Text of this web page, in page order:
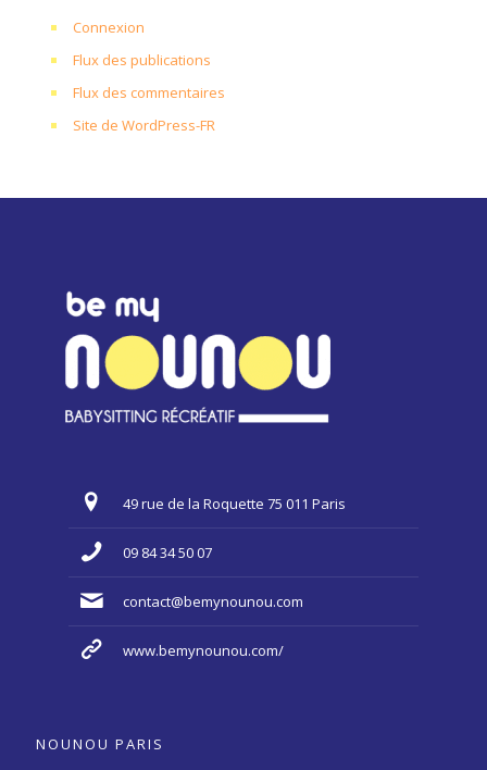
Connexion
Flux des publications
Flux des commentaires
Site de WordPress-FR
49 rue de la Roquette 75 011 Paris
09 84 34 50 07
contact@bemynounou.com
www.bemynounou.com/
NOUNOU PARIS